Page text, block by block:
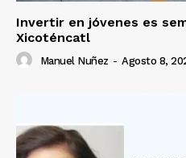
Invertir en jóvenes es
Xicoténcatl
Manuel Nuñez - Agosto 8,